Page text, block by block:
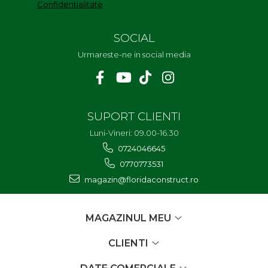
Confidentialitate
SOCIAL
Urmareste-ne in social media
SUPORT CLIENTI
Luni-Vineri: 09.00-16.30
0724046645
0770773531
magazin@floridaconstruct.ro
MAGAZINUL MEU
CLIENTI